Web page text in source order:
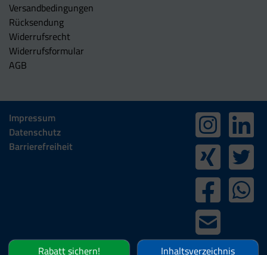
Versandbedingungen
Rücksendung
Widerrufsrecht
Widerrufsformular
AGB
Impressum
Datenschutz
Barrierefreiheit
Rabatt sichern! Inhaltsverzeichnis